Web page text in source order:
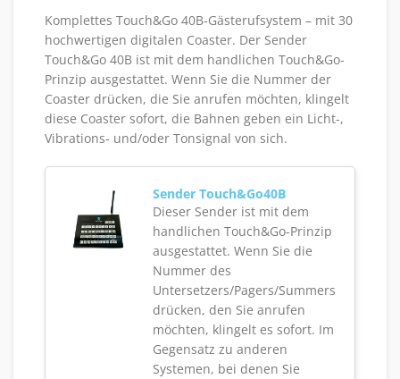
Komplettes Touch&Go 40B-Gästerufsystem – mit 30
hochwertigen digitalen Coaster. Der Sender
Touch&Go 40B ist mit dem handlichen Touch&Go-
Prinzip ausgestattet. Wenn Sie die Nummer der
Coaster drücken, die Sie anrufen möchten, klingelt
diese Coaster sofort, die Bahnen geben ein Licht-,
Vibrations- und/oder Tonsignal von sich.
Sender Touch&Go40B
Dieser Sender ist mit dem
handlichen Touch&Go-Prinzip
ausgestattet. Wenn Sie die
Nummer des
Untersetzers/Pagers/Summers
drücken, den Sie anrufen
möchten, klingelt es sofort. Im
Gegensatz zu anderen
Systemen, bei denen Sie